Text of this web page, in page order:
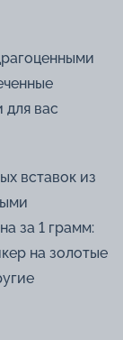
для вас
вставок из
за 1 грамм:
на золотые